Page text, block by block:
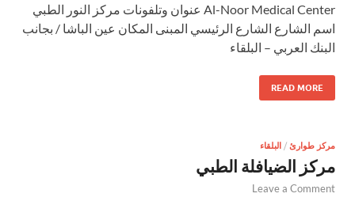
Al-Noor Medical Center عنوان وتلفونات مركز النور الطبي
اسم الشارع الشارع الرئيسي المبنى المكان عين الباشا / بجانب
البنك العربي – البلقاء
READ MORE
مركز طوارئ / البلقاء
مركز الضيافلة الطبي
Leave a Comment